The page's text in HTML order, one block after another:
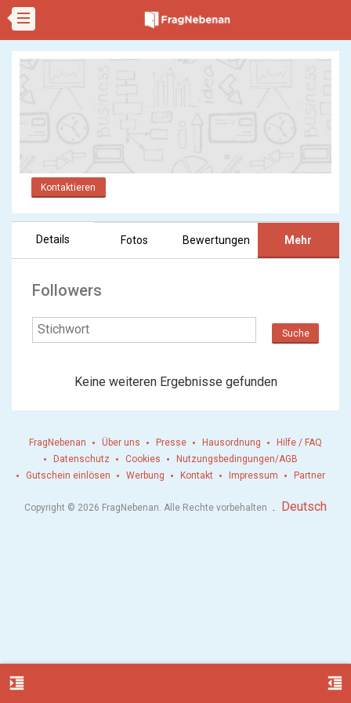
Kontaktieren
Details Fotos Bewertungen Mehr
Followers
Suche
Keine weiteren Ergebnisse gefunden
format_indent_increase format_indent_decrease
FragNebenan Über uns Presse Hausordnung
Hilfe / FAQ
Datenschutz
Cookies
Nutzungsbedingungen/AGB
Gutschein einlösen
Werbung Kontakt Impressum Partner
Copyright © 2026 FragNebenan. Alle Rechte vorbehalten . Deutsch